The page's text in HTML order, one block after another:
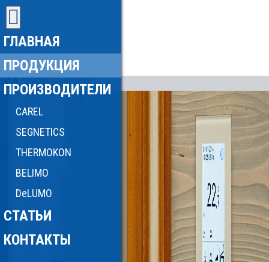
ГЛАВНАЯ
ПРОДУКЦИЯ
ПРОИЗВОДИТЕЛИ
CAREL
SEGNETICS
THERMOKON
BELIMO
DeLUMO
СТАТЬИ
КОНТАКТЫ